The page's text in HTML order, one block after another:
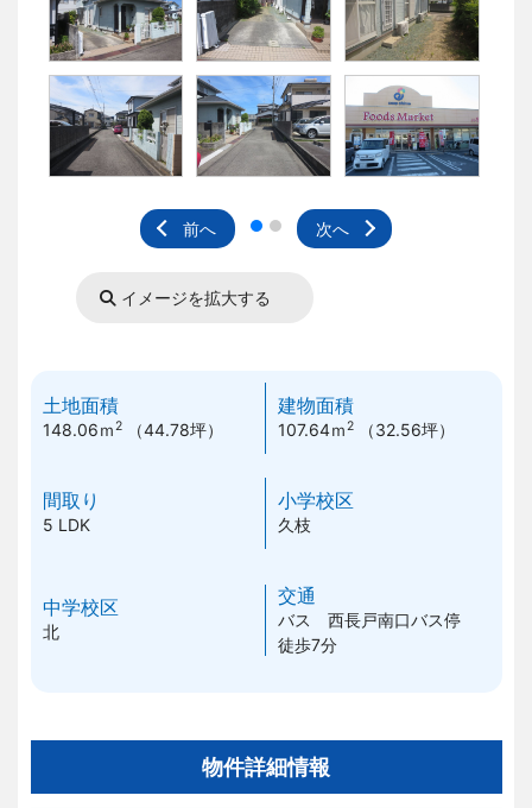
前へ 次へ
イメージを拡大する
土地面積
148.06ｍ2（44.78坪）
建物面積
107.64ｍ2 （32.56坪）
間取り
5 LDK
小学校区
久枝
中学校区
北
交通
バス 西長戸南口バス停
徒歩7分
物件詳細情報